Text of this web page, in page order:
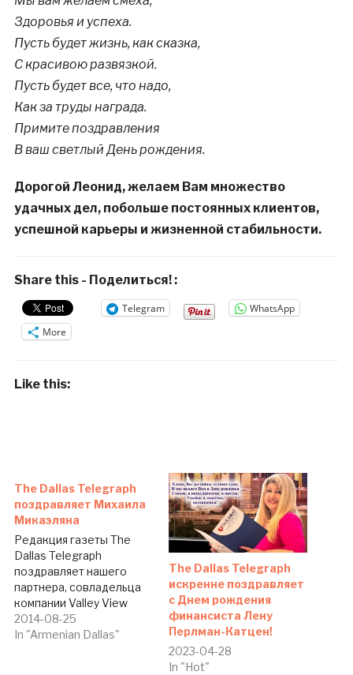
Здоровья и успеха.
Пусть будет жизнь, как сказка,
С красивою развязкой.
Пусть будет все, что надо,
Как за труды награда.
Примите поздравления
В ваш светлый День рождения.
Дорогой Леонид, желаем Вам множество
удачных дел, побольше постоянных клиентов,
успешной карьеры и жизненной стабильности.
Share this - Поделиться! :
Telegram
WhatsApp
More
Like this:
The Dallas Telegraph
поздравляет Михаила
Микаэляна
Редакция газеты The
Dallas Telegraph
поздравляет нашего
партнера, совладельца
компании Valley View
Dental Михаила
Микаэляна с Днем
2014-08-25
In "Armenian Dallas"
The Dallas Telegraph
искренне поздравляет
с Днем рождения
финансиста Лену
Перлман-Катцен!
2023-04-28
In "Hot"